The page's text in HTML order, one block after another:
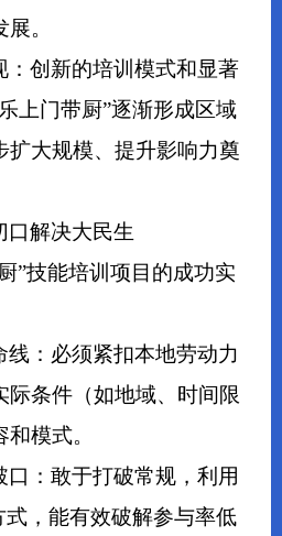
。
：创新的培训模式和显著
上门带厨”逐渐形成区域
扩大规模、提升影响力奠
口解决大民生
”技能培训项目的成功实
线：必须紧扣本地劳动力
际条件（如地域、时间限
模式。
口：敢于打破常规，利用
式，能有效破解参与率低